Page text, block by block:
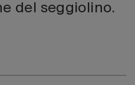
del seggiolino.